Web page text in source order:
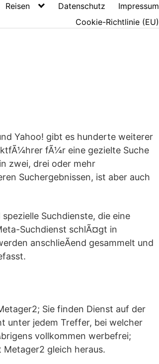
Reisen Datenschutz
Impressum
Cookie-Richtlinie (EU)
Yahoo! gibt es hunderte weiterer
fÃ¼r eine gezielte Suche
zwei, drei oder mehr
Suchergebnissen, ist aber auch
Suchdienste, die eine
Suchdienst schlÃ¤gt in
anschlieÃend gesammelt und
Sie finden Dienst auf der
unter jedem Treffer, bei welcher
vollkommen werbefrei;
gleich heraus.